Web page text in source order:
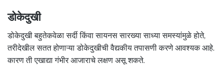
डोकेदुखी
डोकेदुखी बहुतेकवेळा सर्दी किंवा सायनस सारख्या साध्या समस्यांमुळे होते,
तरीदेखील सतत होणाऱ्या डोकेदुखीची वैद्यकीय तपासणी करणे आवश्यक आहे.
कारण ती एखाद्या गंभीर आजाराचे लक्षण असू शकते.